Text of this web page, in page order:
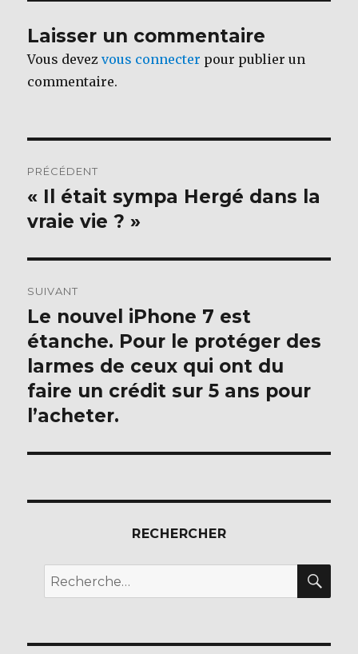
o
o
k
Laisser un commentaire
Vous devezvous connecter pour publier un
commentaire.
de
l’article
PRÉCÉDENT
Publication
précédente :
« Il était sympa Hergé dans la
vraie vie ? »
SUIVANT
Publication
suivante :
Le nouvel iPhone 7 est
étanche. Pour le protéger des
larmes de ceux qui ont du
faire un crédit sur 5 ans pour
l’acheter.
RECHERCHER
Recherche
pour :